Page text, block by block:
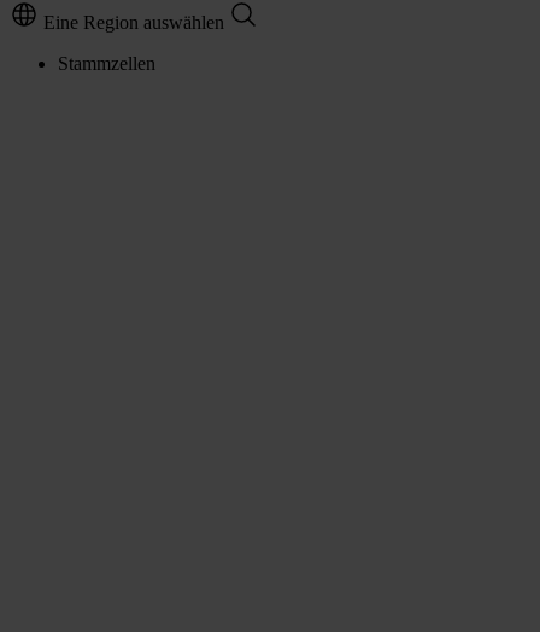
Eine Region auswählen
Stammzellen